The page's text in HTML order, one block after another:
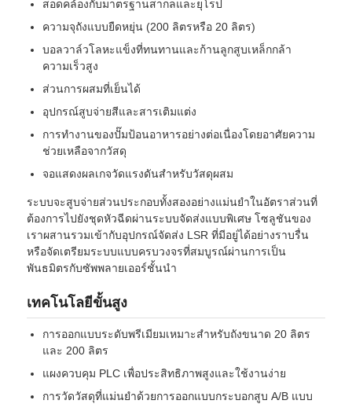
เครื่องพิมพ์ฉีดซิลิโคน
ระบบการใช้ยา LSR
เครื่องพัดลวดเกิน
การพิมพ์ฉีดยางซิลิโคนเหลว
การพิมพ์ซิลิโคนเหลว
เครื่องพิมพ์ฉีดยางซิลิโคน
สอดคล้องกับมาตรฐานสากลและยุโรป
ความจุถังแบบยืดหยุ่น (200 ลิตรหรือ 20 ลิตร)
บอลวาล์วโลหะแข็งที่ทนทานและก้านลูกสูบเหล็กกล้า
ความเร็วสูง
ส่วนการผสมที่เย็นได้
อุปกรณ์สูบจ่ายสีและสารเติมแต่ง
การทำงานของปั๊มป้อนอาหารอย่างต่อเนื่องโดยอาศัยความ
ช่วยเหลือจากวัสดุ
จอแสดงผลเกจวัดแรงดันสำหรับวัสดุผสม
ระบบจะสูบจ่ายส่วนประกอบทั้งสองอย่างแม่นยำในอัตราส่วนที่
ต้องการไปยังชุดหัวฉีดผ่านระบบจัดส่งแบบพิเศษ โซลูชันของ
เราผสานรวมเข้ากับอุปกรณ์จัดส่ง LSR ที่มีอยู่ได้อย่างราบรื่น
หรือจัดเตรียมระบบแบบครบวงจรที่สมบูรณ์ผ่านการเป็น
พันธมิตรกับซัพพลายเออร์ชั้นนำ
เทคโนโลยีขั้นสูง
การออกแบบระดับพรีเมียมเหมาะสำหรับถังขนาด 20 ลิตร
และ 200 ลิตร
แผงควบคุม PLC เพื่อประสิทธิภาพสูงและใช้งานง่าย
การวัดวัสดุที่แม่นยำด้วยการออกแบบกระบอกสูบ A/B แบบ